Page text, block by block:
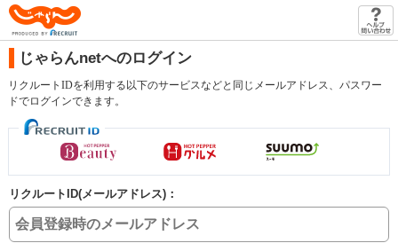
じゃらんnetへのログイン
リクルートIDを利用する以下のサービスなどと同じメールアドレス、パスワー
ドでログインできます。
リクルートID(メールアドレス)：